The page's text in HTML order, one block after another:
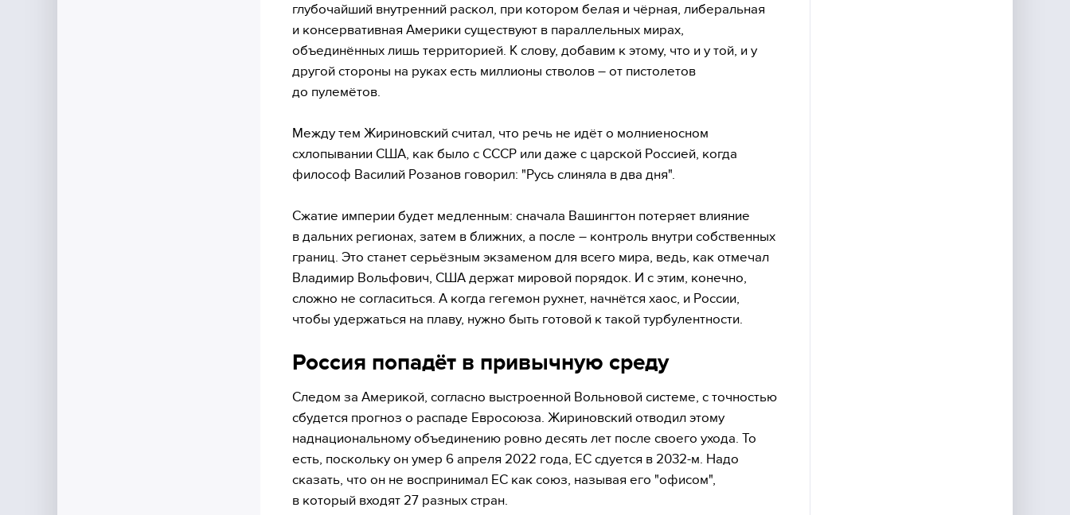
глубочайший внутренний раскол, при котором белая и чёрная, либеральная
и консервативная Америки существуют в параллельных мирах,
объединённых лишь территорией. К слову, добавим к этому, что и у той, и у
другой стороны на руках есть миллионы стволов – от пистолетов
до пулемётов.
Между тем Жириновский считал, что речь не идёт о молниеносном
схлопывании США, как было с СССР или даже с царской Россией, когда
философ Василий Розанов говорил: "Русь слиняла в два дня".
Сжатие империи будет медленным: сначала Вашингтон потеряет влияние
в дальних регионах, затем в ближних, а после – контроль внутри собственных
границ. Это станет серьёзным экзаменом для всего мира, ведь, как отмечал
Владимир Вольфович, США держат мировой порядок. И с этим, конечно,
сложно не согласиться. А когда гегемон рухнет, начнётся хаос, и России,
чтобы удержаться на плаву, нужно быть готовой к такой турбулентности.
Россия попадёт в привычную среду
Следом за Америкой, согласно выстроенной Вольновой системе, с точностью
сбудется прогноз о распаде Евросоюза. Жириновский отводил этому
наднациональному объединению ровно десять лет после своего ухода. То
есть, поскольку он умер 6 апреля 2022 года, ЕС сдуется в 2032-м. Надо
сказать, что он не воспринимал ЕС как союз, называя его "офисом",
в который входят 27 разных стран.